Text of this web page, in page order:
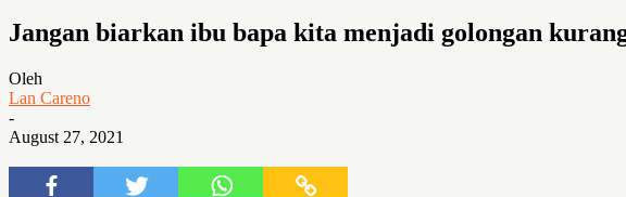
Jangan biarkan ibu bapa kita menjadi golongan
Oleh
Lan Careno
-
August 27, 2021